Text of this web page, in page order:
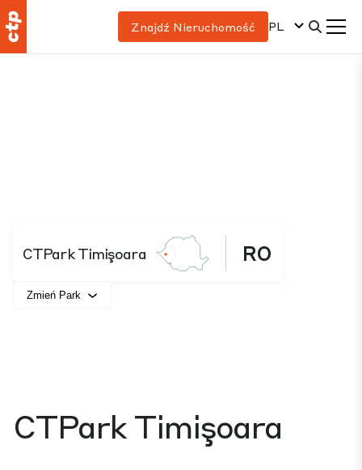
Znajdź Nieruchomość PL
CTPark Timişoara RO
Zmień Park
CTPark Timişoara